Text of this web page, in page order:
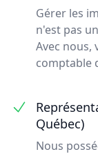
Gérer les
n'est pas
Avec nous,
comptable
Québec)
Nous